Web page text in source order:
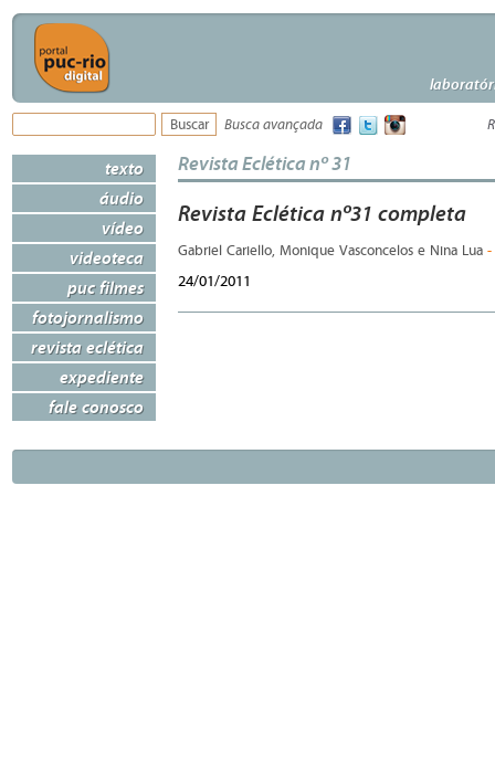
Busca avançada
texto
áudio
vídeo
videoteca
puc filmes
fotojornalismo
revista eclética
expediente
fale conosco
Revista Eclética nº 31
Revista Eclética nº31 completa
Gabriel Cariello, Monique Vasconcelos e Nina Lua -
24/01/2011